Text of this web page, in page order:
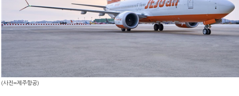
(사진=제주항공)